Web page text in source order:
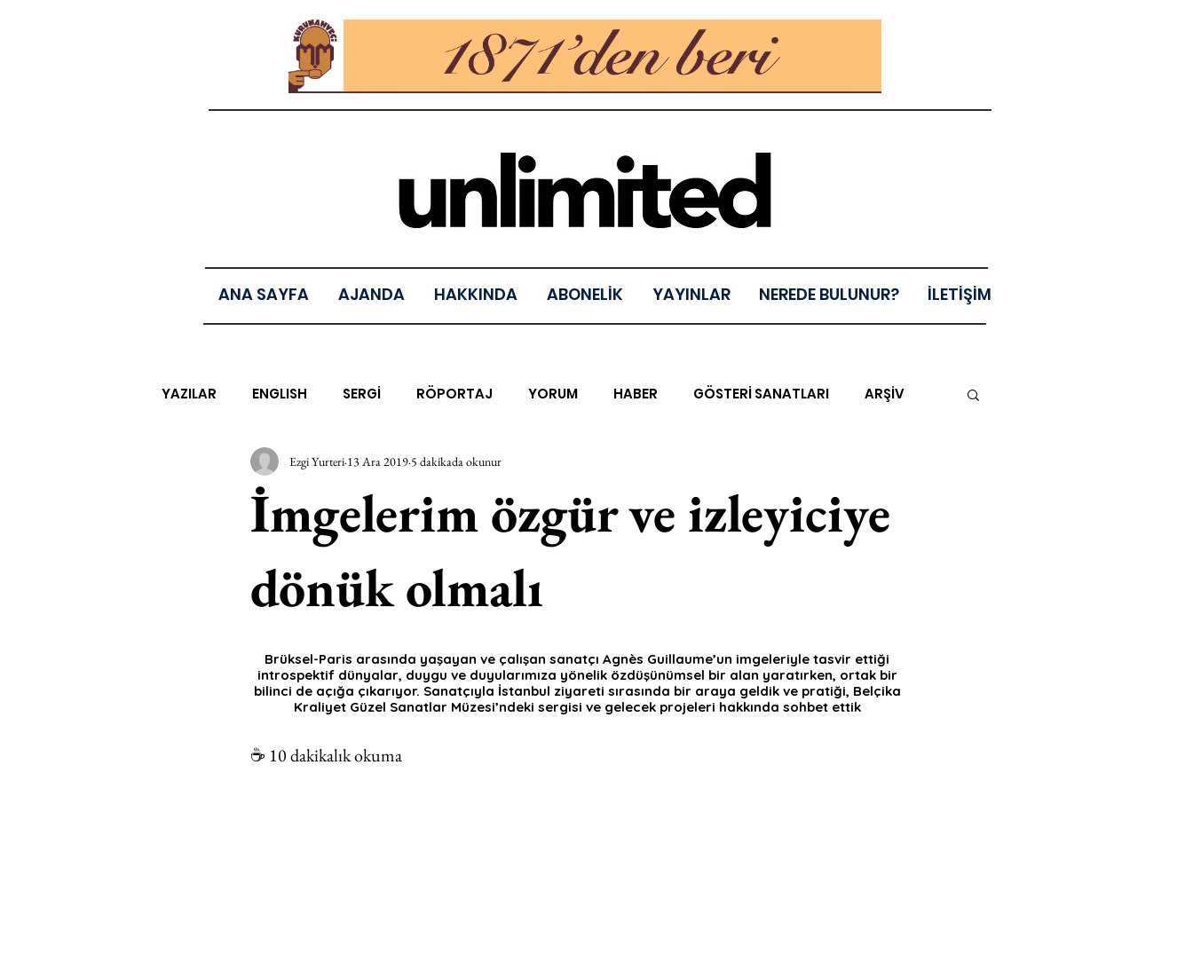
ANA SAYFA AJANDA HAKKINDA ABONELİK YAYINLAR NEREDE BULUNUR? İLETİŞİM
YAZILAR ENGLISH SERGİ RÖPORTAJ YORUM HABER GÖSTERİ SANATLARI ARŞİV
EDEBİYAT SİNEMA ARAŞTIRMA BİENAL
MÜZİK EGZERSİZLER YEL TOZ PORTRELER ON SORULUK SOHBETLER 500K
AK-SAYANLAR #GEÇMİŞTEBUGÜN XXY
AKS-ENDAZ TUHAF AÇI SINIRSIZ ZİYARETLER
İmgelerim özgür ve izleyiciye
dönük olmalı
Ezgi Yurteri 13 Ara 2019 5 dakikada okunur
Brüksel-Paris arasında yaşayan ve çalışan sanatçı Agnès Guillaume’un imgeleriyle tasvir ettiği
introspektif dünyalar, duygu ve duyularımıza yönelik özdüşünümsel bir alan yaratırken, ortak bir
bilinci de açığa çıkarıyor. Sanatçıyla İstanbul ziyareti sırasında bir araya geldik ve pratiği, Belçika
Kraliyet Güzel Sanatlar Müzesi’ndeki sergisi ve gelecek projeleri hakkında sohbet ettik
☕️ 10 dakikalık okuma